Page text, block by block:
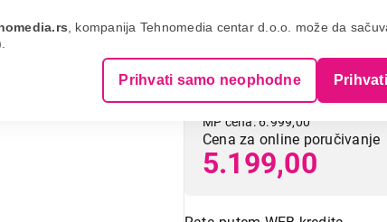
, kompanija Tehnomedia centar d.o.o. može da
Prihvati samo neophodne
VILLAGER VLN
MP cena: 6.999,00
Cena za online poručivanje
5.199,00